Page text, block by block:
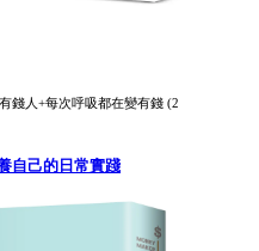
錢人+每次呼吸都在變有錢 (2
自己的日常實踐